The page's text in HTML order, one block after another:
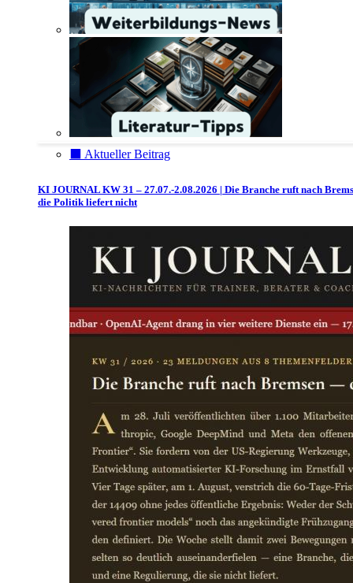
⬛️ Aktueller Beitrag
KI JOURNAL KW 31 – 27.07.-2.08.2026 | Die Branche ruft nach
die Politik liefert nicht